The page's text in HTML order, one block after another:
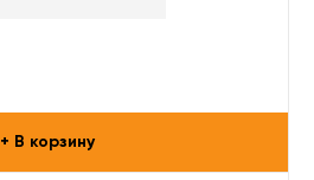
+ В корзину